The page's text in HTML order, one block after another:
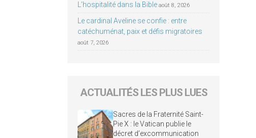
L’hospitalité dans la Bible août 8, 2026
Le cardinal Aveline se confie : entre
catéchuménat, paix et défis migratoires
août 7, 2026
ACTUALITÉS LES PLUS LUES
Sacres de la Fraternité Saint-
Pie X : le Vatican publie le
décret d’excommunication